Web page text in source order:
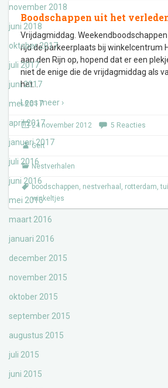
november 2018
juni 2018
oktober 2017
juli 2017
juni 2017
mei 2017
april 2017
januari 2017
juli 2016
juni 2016
mei 2016
maart 2016
januari 2016
december 2015
november 2015
oktober 2015
september 2015
augustus 2015
juli 2015
juni 2015
Boodschappen uit het
Vrijdagmiddag.
rijd de parkeerplaats bij winkelcentrum
aan den Rijn op, hopend dat er een
niet de enige die de vrijdagmiddag als
het…
Lees meer ›
24 november 2012 5 Reacties
Gert
Nestverhalen
boodschappen, nestverhaal , rotterdam,
winkeltjes